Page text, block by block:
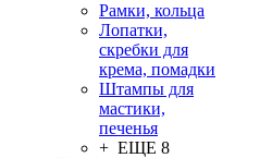
Рамки, кольца
Лопатки,
скребки для
крема, помадки
Штампы для
мастики,
печенья
+ ЕЩЕ 8